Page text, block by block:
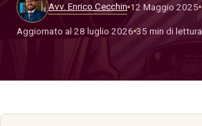
Avv. Enrico Cecchin 12 Maggio 2025
Aggiornato al 28 luglio 2026 35 min di lettura